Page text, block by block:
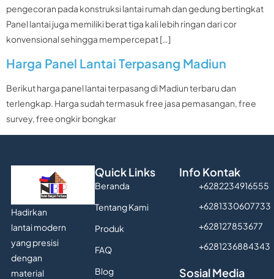
pengecoran pada konstruksi lantai rumah dan gedung bertingkat
Panel lantai juga memiliki berat tiga kali lebih ringan dari cor
konvensional sehingga mempercepat […]
Harga Panel Lantai Terpasang Madiun
Berikut harga panel lantai terpasang di Madiun terbaru dan
terlengkap. Harga sudah termasuk free jasa pemasangan, free
survey, free ongkir bongkar
Hadirkan
lantai modern
yang presisi
dengan
material
Quick Links
Beranda
Tentang Kami
Produk
FAQ
Blog
Info Kontak
+6282234916555
+6281330607733
+628127853677
+6281236884343
Sosial Media